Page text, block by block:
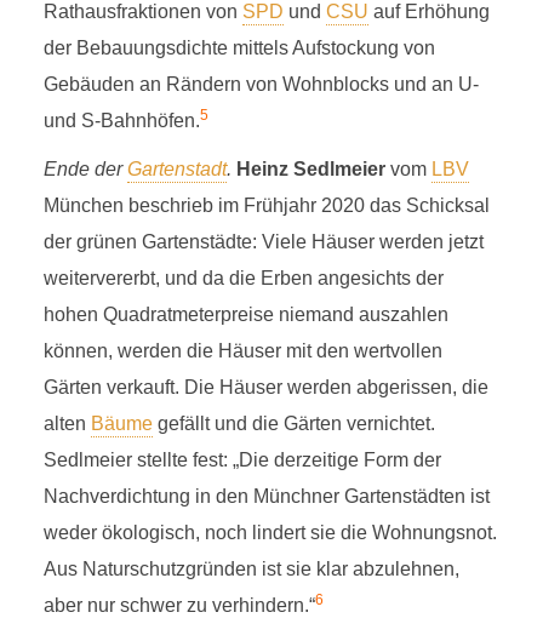
Rathausfraktionen von SPD und CSU auf Erhöhung
der Bebauungsdichte mittels Aufstockung von
Gebäuden an Rändern von Wohnblocks und an U-
und S-Bahnhöfen.5
Ende derGartenstadt. Heinz Sedlmeiervom LBV
München beschrieb im Frühjahr 2020 das Schicksal
der grünen Gartenstädte: Viele Häuser werden jetzt
weitervererbt, und da die Erben angesichts der
hohen Quadratmeterpreise niemand auszahlen
können, werden die Häuser mit den wertvollen
Gärten verkauft. Die Häuser werden abgerissen, die
alten Bäumegefällt und die Gärten vernichtet.
Sedlmeier stellte fest: „Die derzeitige Form der
Nachverdichtung in den Münchner Gartenstädten ist
weder ökologisch, noch lindert sie die Wohnungsnot.
Aus Naturschutzgründen ist sie klar abzulehnen,
aber nur schwer zu verhindern.“6